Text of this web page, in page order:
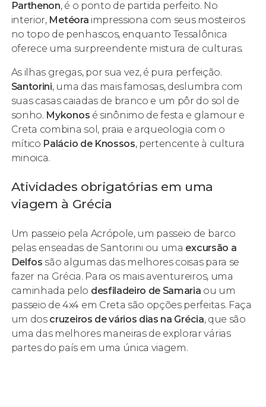
Parthenon, é o ponto de partida perfeito. No
interior,Metéora impressiona com seus mosteiros
no topo de penhascos, enquanto Tessalônica
oferece uma surpreendente mistura de culturas.
As ilhas gregas, por sua vez, é pura perfeição.
Santorini, uma das mais famosas, deslumbra com
suas casas caiadas de branco e um pôr do sol de
sonho. Mykonos é sinônimo de festa e glamour e
Creta combina sol, praia e arqueologia com o
mítico Palácio de Knossos, pertencente à cultura
minoica.
Atividades obrigatórias em uma
viagem à Grécia
Um passeio pela Acrópole, um passeio de barco
pelas enseadas de Santorini ou uma excursão a
Delfos são algumas das melhores coisas para se
fazer na Grécia. Para os mais aventureiros, uma
caminhada pelo desfiladeiro de Samaria ou um
passeio de 4x4 em Creta são opções perfeitas. Faça
um dos cruzeiros de vários dias na Grécia, que são
uma das melhores maneiras de explorar várias
partes do país em uma única viagem.